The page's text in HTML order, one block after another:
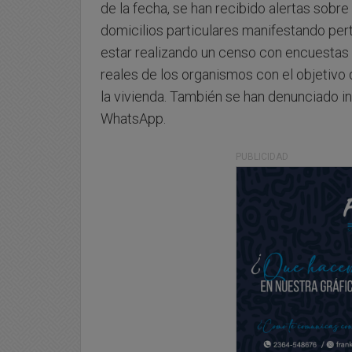
de la fecha, se han recibido alertas
domicilios particulares manifestando
estar realizando un censo con
reales de los organismos con el objetivo
la vivienda. También se han denunciado
WhatsApp.
PUBLICIDAD